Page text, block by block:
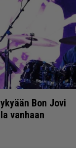
Bon Jovi
vanhaan